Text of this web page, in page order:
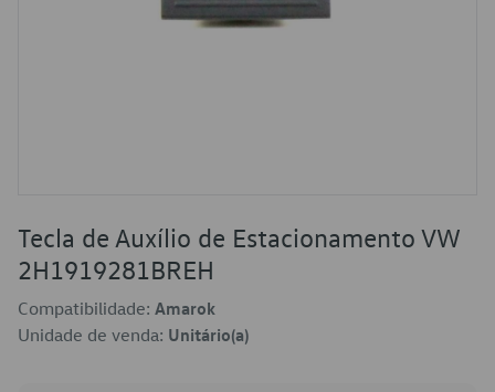
Tecla de Auxílio de Estacionamento VW
2H1919281BREH
Compatibilidade: Amarok
Unidade de venda: Unitário(a)